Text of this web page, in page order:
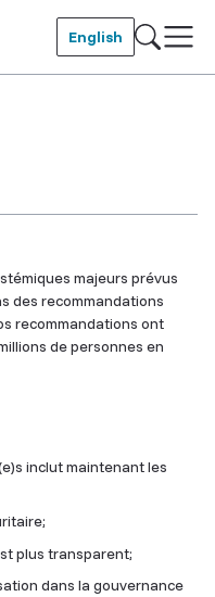
English
majeurs prévus
des recommandations
recommandations ont
de personnes en
inclut maintenant les
plus transparent;
dans la gouvernance